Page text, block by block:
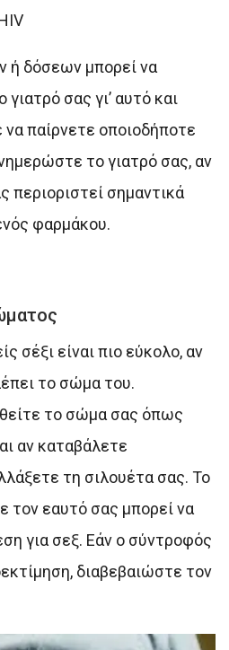
ή δόσεων μπορεί να
σας γι’ αυτό και
παίρνετε οποιοδήποτε
το γιατρό σας, αν
περιοριστεί σημαντικά
φαρμάκου.
σέξι είναι πιο εύκολο, αν
το σώμα του.
το σώμα σας όπως
αν καταβάλετε
τη σιλουέτα σας. Το
τον εαυτό σας μπορεί να
για σεξ. Εάν ο σύντροφός
διαβεβαιώστε τον